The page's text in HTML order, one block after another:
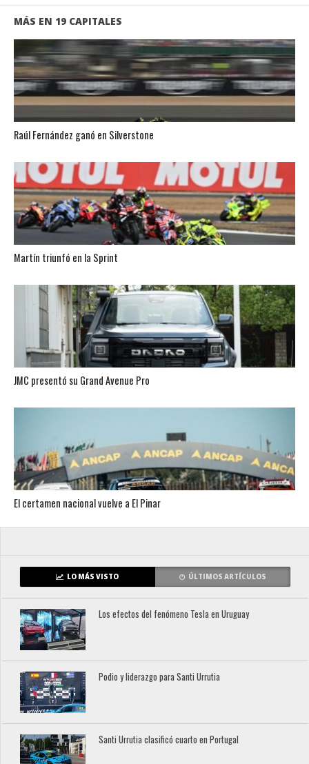
MÁS EN 19 CAPITALES
Raúl Fernández ganó en Silverstone
Martín triunfó en la Sprint
JMC presentó su Grand Avenue Pro
El certamen nacional vuelve a El Pinar
LO MÁS VISTO ÚLTIMOS ARTÍCULOS
Los efectos del fenómeno Tesla en Uruguay
Podio y liderazgo para Santi Urrutia
Santi Urrutia clasificó cuarto en Portugal